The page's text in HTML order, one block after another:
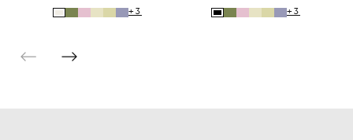
+3 +3